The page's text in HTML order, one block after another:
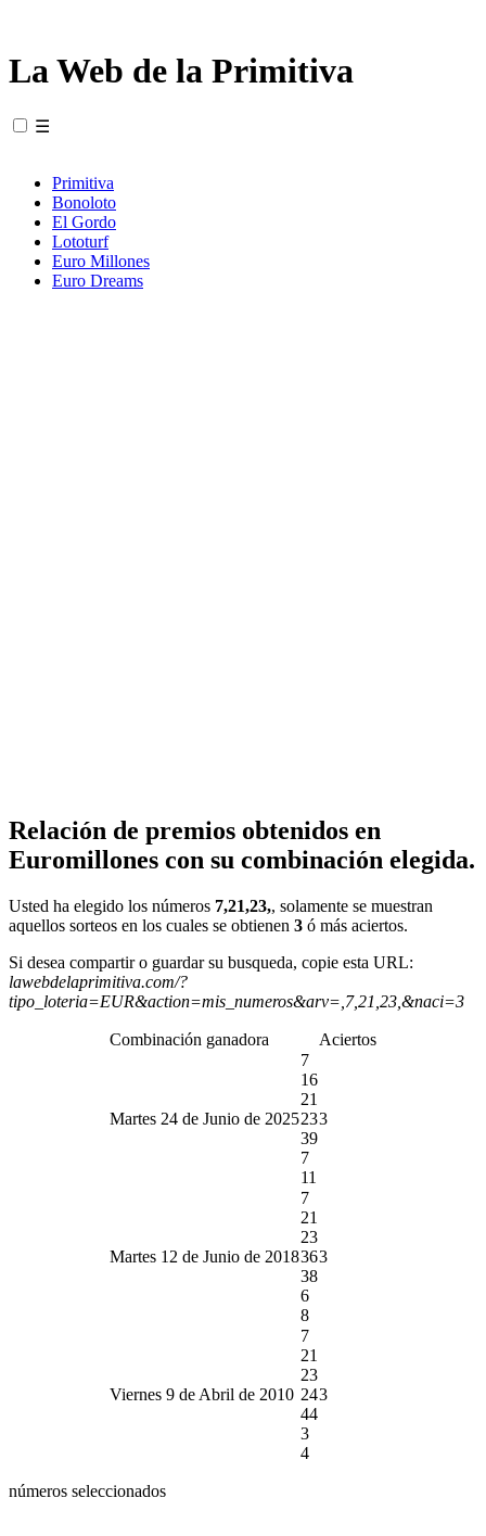
La Web de la Primitiva
☰
Primitiva
Bonoloto
El Gordo
Lototurf
Euro Millones
Euro Dreams
Relación de premios obtenidos en
Euromillones con su combinación elegida.
Usted ha elegido los números 7,21,23,, solamente se muestran
aquellos sorteos en los cuales se obtienen 3 ó más aciertos.
Si desea compartir o guardar su busqueda, copie esta URL:
lawebdelaprimitiva.com/?
tipo_loteria=EUR&action=mis_numeros&arv=,7,21,23,&naci=3
Combinación ganadora Aciertos
Martes 24 de Junio de 2025
7
16
21
23
39
7
11
3
Martes 12 de Junio de 2018
7
21
23
36
38
6
8
3
Viernes 9 de Abril de 2010
7
21
23
24
44
3
4
3
números seleccionados